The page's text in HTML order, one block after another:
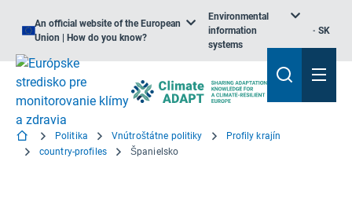
An official website of the European
Union | How do you know?
Environmental
information
systems
SK
Politika Vnútroštátne politiky
Profily krajín
country-profiles
Španielsko